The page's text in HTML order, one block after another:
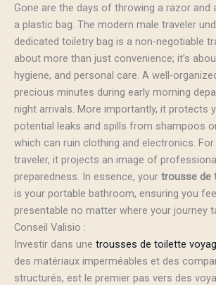
Gone are the days of throwing a razor and
a plastic bag. The modern male traveler
dedicated toiletry bag is a non-negotiable
about more than just convenience; it’s
hygiene, and personal care. A well-
precious minutes during early morning
night arrivals. More importantly, it protects
potential leaks and spills from shampoos
which can ruin clothing and electronics.
traveler, it projects an image of
preparedness. In essence, your trousse de
is your portable bathroom, ensuring you
presentable no matter where your journey
Conseil Valisio :
Investir dans une trousses de toilette
des matériaux imperméables et des
structurés, est le premier pas vers des